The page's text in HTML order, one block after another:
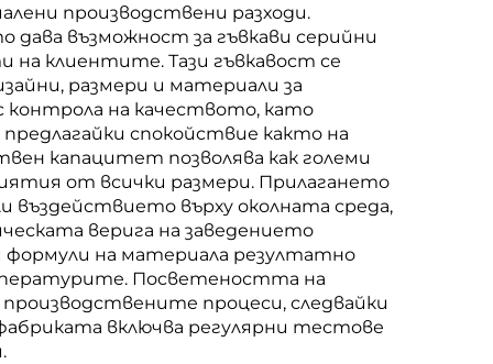
производствени разходи.
възможност за гъвкави серийни
клиентите. Тази гъвкавост се
размери и материали за
контрола на качеството, като
спокойствие както на
капацитет позволява как големи
от всички размери. Прилагането
въздействието върху околната среда,
верига на заведението
формули на материала резултатно
Посветеността на
процеси, следвайки
включва регулярни тестове